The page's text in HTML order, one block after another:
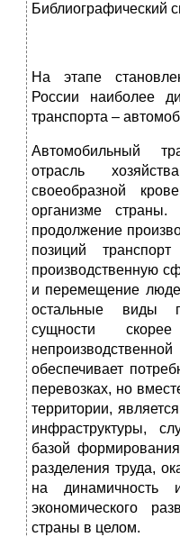
Библиографический
На этапе
России наиболее
транспорта –
Автомобильный
отрасль
своеобразной
организме
продолжение
позиций
производственную
и перемещение
остальные виды
сущности
обеспечивает
перевозках, но
территории,
инфраструктуры,
базой
разделения труда,
на динамичность
экономического
страны в целом.